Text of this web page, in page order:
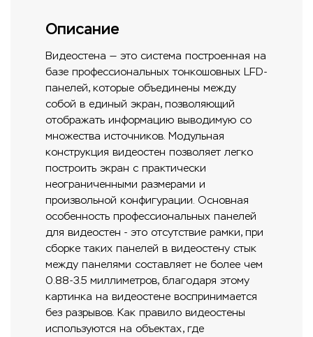
Описание
Видеостена — это система построенная на
базе профессиональных тонкошовных LFD-
панелей, которые объединены между
собой в единый экран, позволяющий
отображать информацию выводимую со
множества источников. Модульная
конструкция видеостен позволяет легко
построить экран с практически
неограниченными размерами и
произвольной конфигурации. Основная
особенность профессиональных панелей
для видеостен - это отсутствие рамки, при
сборке таких панелей в видеостену стык
между панелями составляет не более чем
0.88-3.5 миллиметров, благодаря этому
картинка на видеостене воспринимается
без разрывов. Как правило видеостены
используются на объектах, где